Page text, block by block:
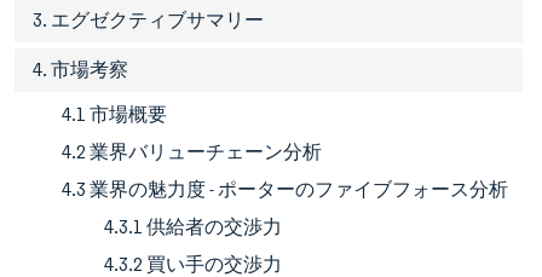
3. エグゼクティブサマリー
4. 市場考察
4.1 市場概要
4.2 業界バリューチェーン分析
4.3 業界の魅力度 - ポーターのファイブフォース分析
4.3.1 供給者の交渉力
4.3.2 買い手の交渉力